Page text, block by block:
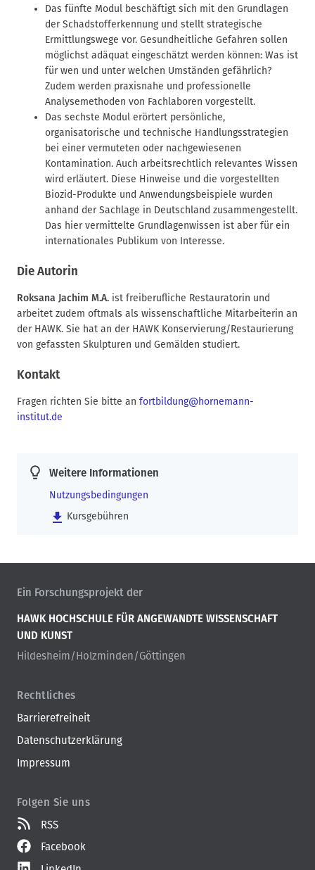
Das fünfte Modul beschäftigt sich mit den Grundlagen
der Schadstofferkennung und stellt strategische
Ermittlungswege vor. Gesundheitliche Gefahren sollen
möglichst adäquat eingeschätzt werden können: Was ist
für wen und unter welchen Umständen gefährlich?
Zudem werden praxisnahe und professionelle
Analysemethoden von Fachlaboren vorgestellt.
Das sechste Modul erörtert persönliche,
organisatorische und technische Handlungsstrategien
bei einer vermuteten oder nachgewiesenen
Kontamination. Auch arbeitsrechtlich relevantes Wissen
wird erläutert. Diese Hinweise und die vorgestellten
Biozid-Produkte und Anwendungsbeispiele wurden
anhand der Sachlage in Deutschland zusammengestellt.
Das hier vermittelte Grundlagenwissen ist aber für ein
internationales Publikum von Interesse.
Die Autorin
Roksana Jachim M.A. ist freiberufliche Restauratorin und
arbeitet zudem oftmals als wissenschaftliche Mitarbeiterin an
der HAWK. Sie hat an der HAWK Konservierung/Restaurierung
von gefassten Skulpturen und Gemälden studiert.
Kontakt
Fragen richten Sie bitte an fortbildung@hornemann-
institut.de
Weitere Informationen
Nutzungsbedingungen
Kursgebühren
Ein Forschungsprojekt der
HAWK HOCHSCHULE FÜR ANGEWANDTE WISSENSCHAFT
UND KUNST
Hildesheim/Holzminden/Göttingen
Rechtliches
Barrierefreiheit
Datenschutzerklärung
Impressum
Folgen Sie uns
RSS
Facebook